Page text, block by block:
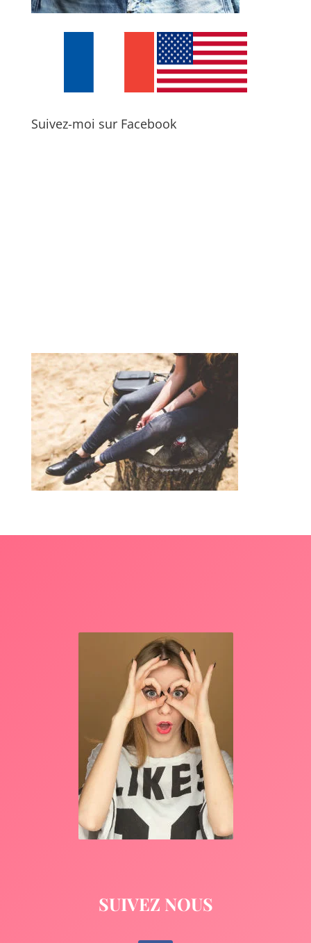
Suivez-moi sur Facebook
SUIVEZ NOUS